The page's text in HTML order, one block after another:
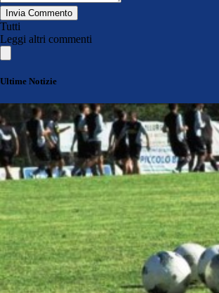
Invia Commento
Tutti
Leggi altri commenti
Ultime Notizie